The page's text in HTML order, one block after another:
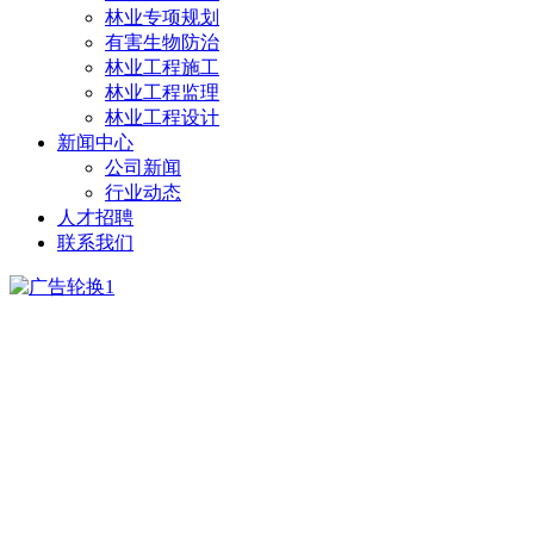
林业专项规划
有害生物防治
林业工程施工
林业工程监理
林业工程设计
新闻中心
公司新闻
行业动态
人才招聘
联系我们